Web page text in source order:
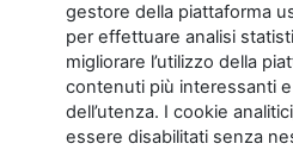
gestore della piattaforma
per effettuare analisi
migliorare l’utilizzo della
contenuti più interessanti
dell’utenza. I cookie
essere disabilitati senza